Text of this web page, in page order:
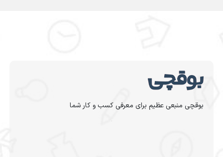
بوقچی منبعی عظیم برای معرفی کسب و کار شما